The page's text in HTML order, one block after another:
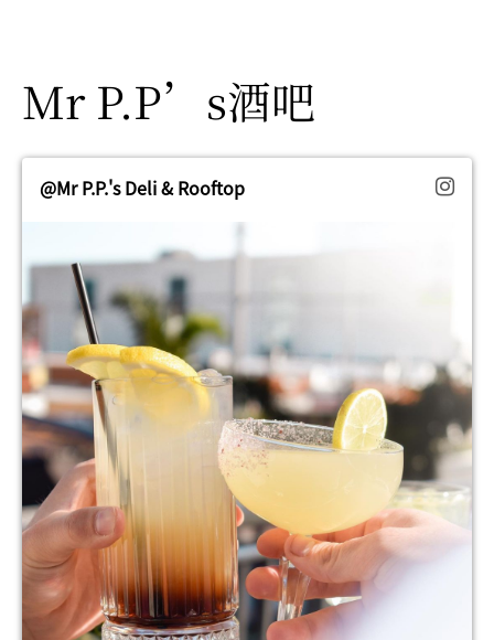
Mr P.P’s酒吧
@Mr P.P.'s Deli & Rooftop